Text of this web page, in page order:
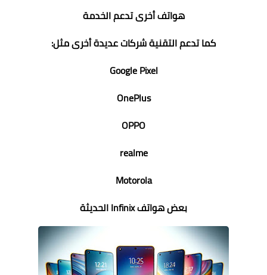
هواتف أخرى تدعم الخدمة
كما تدعم التقنية شركات عديدة أخرى مثل:
Google Pixel
OnePlus
OPPO
realme
Motorola
بعض هواتف Infinix الحديثة